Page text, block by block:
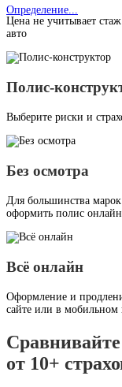
Определение...
Цена не учитывает
авто
Полис-
Выберите риски и
Без осмотра
Для большинства
оформить полис онлайн
Всё онлайн
Оформление и
сайте или в
от 10+